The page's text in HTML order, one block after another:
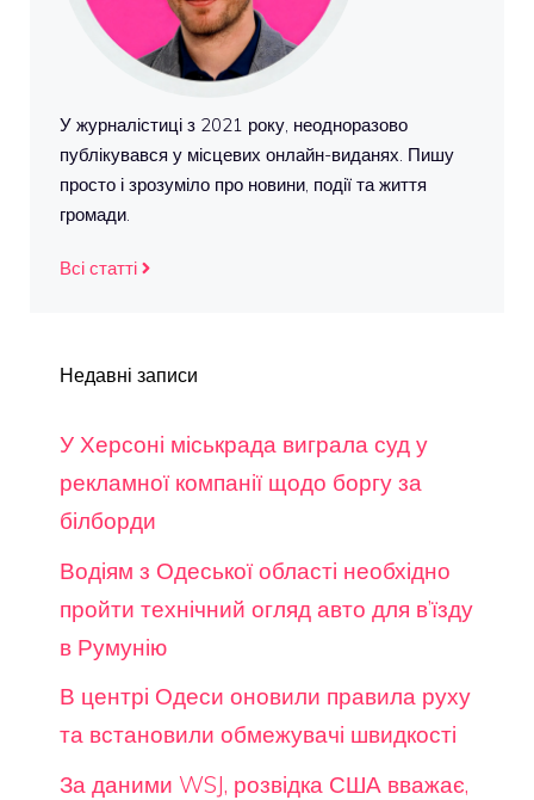
У журналістиці з 2021 року, неодноразово
публікувався у місцевих онлайн-виданях. Пишу
просто і зрозуміло про новини, події та життя
громади.
Всі статті
Недавні записи
У Херсоні міськрада виграла суд у
рекламної компанії щодо боргу за
білборди
Водіям з Одеської області необхідно
пройти технічний огляд авто для в’їзду
в Румунію
В центрі Одеси оновили правила руху
та встановили обмежувачі швидкості
За даними WSJ, розвідка США вважає,